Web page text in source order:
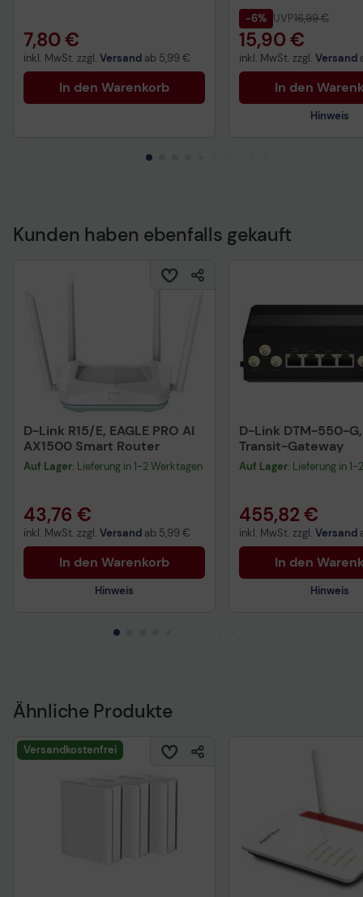
7,80 €
inkl. MwSt. zzgl. Versand ab 5,99 €
In den Warenkorb
-6% UVP16,99 €
15,90 €
inkl. MwSt. zzgl. Versand
In den
Hinweis
Technisches
Kunden haben ebenfalls gekauft
D-Link R15/E, EAGLE PRO AI
AX1500 Smart Router
Auf Lager: Lieferung in 1-2 Werktagen
43,76 €
inkl. MwSt. zzgl. Versand ab 5,99 €
In den Warenkorb
Hinweis
D-Link DTM-550-
Transit-Gateway
Auf Lager: Lieferung in
455,82 €
inkl. MwSt. zzgl. Versand
In den
Hinweis
Ähnliche Produkte
Versandkostenfrei